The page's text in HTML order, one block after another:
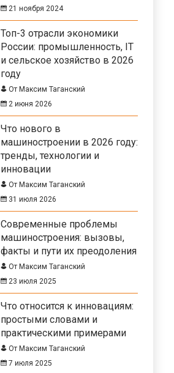
21 ноября 2024
Топ-3 отрасли экономики
России: промышленность, IT
и сельское хозяйство в 2026
году
От Максим Таганский
2 июня 2026
Что нового в
машиностроении в 2026 году:
тренды, технологии и
инновации
От Максим Таганский
31 июля 2026
Современные проблемы
машиностроения: вызовы,
факты и пути их преодоления
От Максим Таганский
23 июля 2025
Что относится к инновациям:
простыми словами и
практическими примерами
От Максим Таганский
7 июля 2025